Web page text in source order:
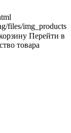
files/img_products
Перейти в
товара